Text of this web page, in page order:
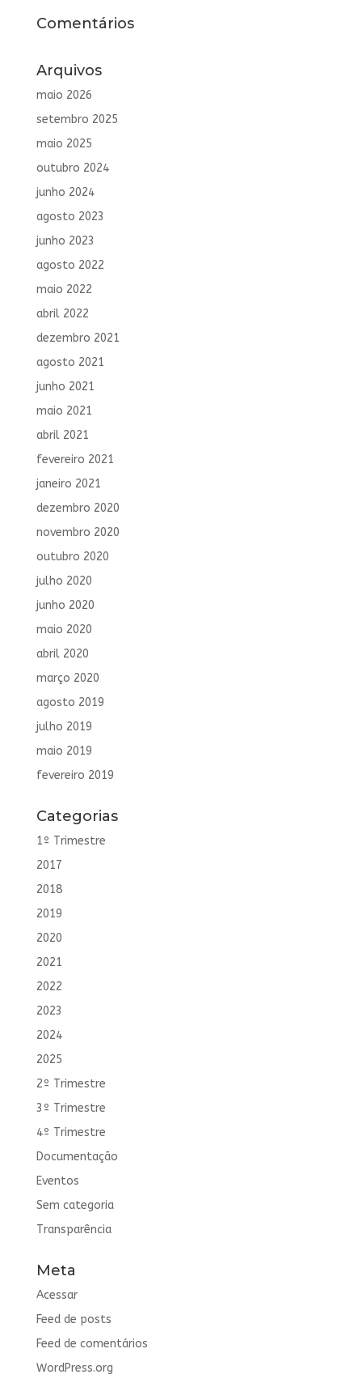
Comentários
Arquivos
maio 2026
setembro 2025
maio 2025
outubro 2024
junho 2024
agosto 2023
junho 2023
agosto 2022
maio 2022
abril 2022
dezembro 2021
agosto 2021
junho 2021
maio 2021
abril 2021
fevereiro 2021
janeiro 2021
dezembro 2020
novembro 2020
outubro 2020
julho 2020
junho 2020
maio 2020
abril 2020
março 2020
agosto 2019
julho 2019
maio 2019
fevereiro 2019
Categorias
1º Trimestre
2017
2018
2019
2020
2021
2022
2023
2024
2025
2º Trimestre
3º Trimestre
4º Trimestre
Documentação
Eventos
Sem categoria
Transparência
Meta
Acessar
Feed de posts
Feed de comentários
WordPress.org